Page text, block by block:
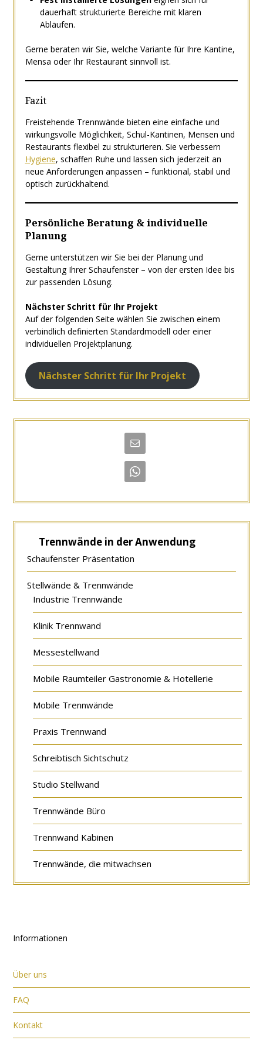
dauerhaft strukturierte Bereiche mit klaren
Abläufen.
Gerne beraten wir Sie, welche Variante für Ihre Kantine,
Mensa oder Ihr Restaurant sinnvoll ist.
Fazit
Freistehende Trennwände bieten eine einfache und
wirkungsvolle Möglichkeit, Schul-Kantinen, Mensen und
Restaurants flexibel zu strukturieren. Sie verbessern
Hygiene, schaffen Ruhe und lassen sich jederzeit an
neue Anforderungen anpassen – funktional, stabil und
optisch zurückhaltend.
Persönliche Beratung & individuelle
Planung
Gerne unterstützen wir Sie bei der Planung und
Gestaltung Ihrer Schaufenster – von der ersten Idee bis
zur passenden Lösung.
Nächster Schritt für Ihr Projekt
Auf der folgenden Seite wählen Sie zwischen einem
verbindlich definierten Standardmodell oder einer
individuellen Projektplanung.
Nächster Schritt für Ihr Projekt
Trennwände in der Anwendung
Schaufenster Präsentation
Stellwände & Trennwände
Industrie Trennwände
Klinik Trennwand
Messestellwand
Mobile Raumteiler Gastronomie & Hotellerie
Mobile Trennwände
Praxis Trennwand
Schreibtisch Sichtschutz
Studio Stellwand
Trennwände Büro
Trennwand Kabinen
Trennwände, die mitwachsen
Informationen
Über uns
FAQ
Kontakt